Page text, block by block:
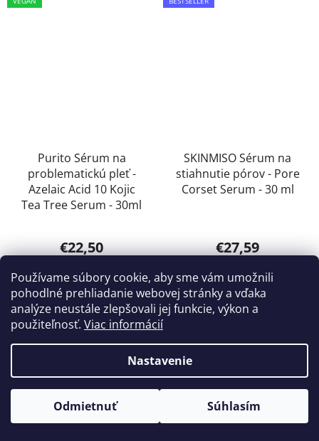
Používame súbory cookie, aby sme vám umožnili
pohodlné prehliadanie webovej stránky a vďaka
analýze neustále zlepšovali jej funkcie, výkon a
použiteľnosť. Viac informácií
Nastavenie
Odmietnuť Súhlasím
Purito Sérum na
problematickú pleť -
Azelaic Acid 10 Kojic
Tea Tree Serum - 30ml
hodnotenie
produktu
je
5,0
z
5
hviezdičiek.
€22,50
DO KOŠÍKA
SKINMISO Sérum na
stiahnutie pórov - Pore
Corset Serum - 30 ml
€27,59
DO KOŠÍKA